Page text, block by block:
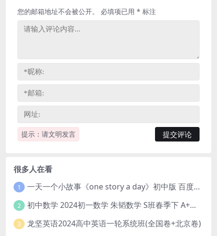
提示：请文明发言
您的邮箱地址不会被公开。 必填项已用 * 标注
很多人在看
1 一天一个小故事《one story a day》初中版 百度网盘分享下载
2 初中数学 2024初一数学 朱韬数学 S班春季下 A+班春季下 百度云网盘
3 龙坚英语2024高中英语一轮系统班(全国卷+北京卷)